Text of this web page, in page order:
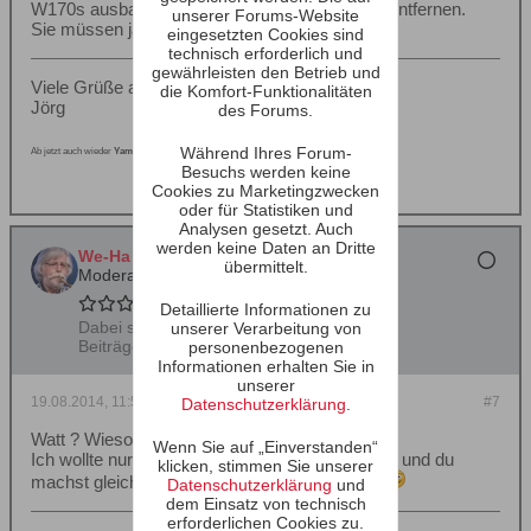
W170s ausbauen zu können, ohne den HT zu entfernen.
Sie müssen ja nicht Why 2.03 heißen!
Viele Grüße aus dem Bergischen Land
Jörg
Ab jetzt auch wieder Yamaha , ohne Kickstarter und breitem Lenker
We-Ha
Moderator
Dabei seit:
25.09.2001
Beiträge:
12228
#7
19.08.2014, 11:55
Watt ? Wieso nicht ??
Ich wollte nur fragen, wo du das Kabel herführst und du
machst gleich wieder 'nen ......Parteitag draus
unserer Forums-Website
eingesetzten Cookies sind
technisch erforderlich und
gewährleisten den Betrieb und
die Komfort-Funktionalitäten
des Forums.
Während Ihres Forum-
Besuchs werden keine
Cookies zu Marketingzwecken
oder für Statistiken und
Analysen gesetzt. Auch
werden keine Daten an Dritte
übermittelt.
Detaillierte Informationen zu
unserer Verarbeitung von
personenbezogenen
Informationen erhalten Sie in
unserer
Datenschutzerklärung
Wenn Sie auf „Einverstanden“
klicken, stimmen Sie unserer
Datenschutzerklärung und
dem Einsatz von technisch
erforderlichen Cookies zu.